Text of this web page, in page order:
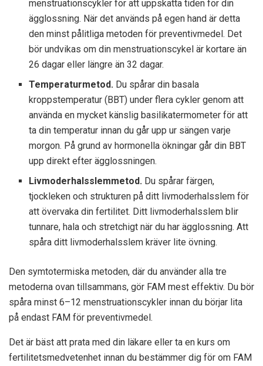
menstruationscykler för att uppskatta tiden för din
ägglossning. När det används på egen hand är detta
den minst pålitliga metoden för preventivmedel. Det
bör undvikas om din menstruationscykel är kortare än
26 dagar eller längre än 32 dagar.
Temperaturmetod. Du spårar din basala
kroppstemperatur (BBT) under flera cykler genom att
använda en mycket känslig basilikatermometer för att
ta din temperatur innan du går upp ur sängen varje
morgon. På grund av hormonella ökningar går din BBT
upp direkt efter ägglossningen.
Livmoderhalsslemmetod. Du spårar färgen,
tjockleken och strukturen på ditt livmoderhalsslem för
att övervaka din fertilitet. Ditt livmoderhalsslem blir
tunnare, hala och stretchigt när du har ägglossning. Att
spåra ditt livmoderhalsslem kräver lite övning.
Den symtotermiska metoden, där du använder alla tre
metoderna ovan tillsammans, gör FAM mest effektiv. Du bör
spåra minst 6–12 menstruationscykler innan du börjar lita
på endast FAM för preventivmedel.
Det är bäst att prata med din läkare eller ta en kurs om
fertilitetsmedvetenhet innan du bestämmer dig för om FAM